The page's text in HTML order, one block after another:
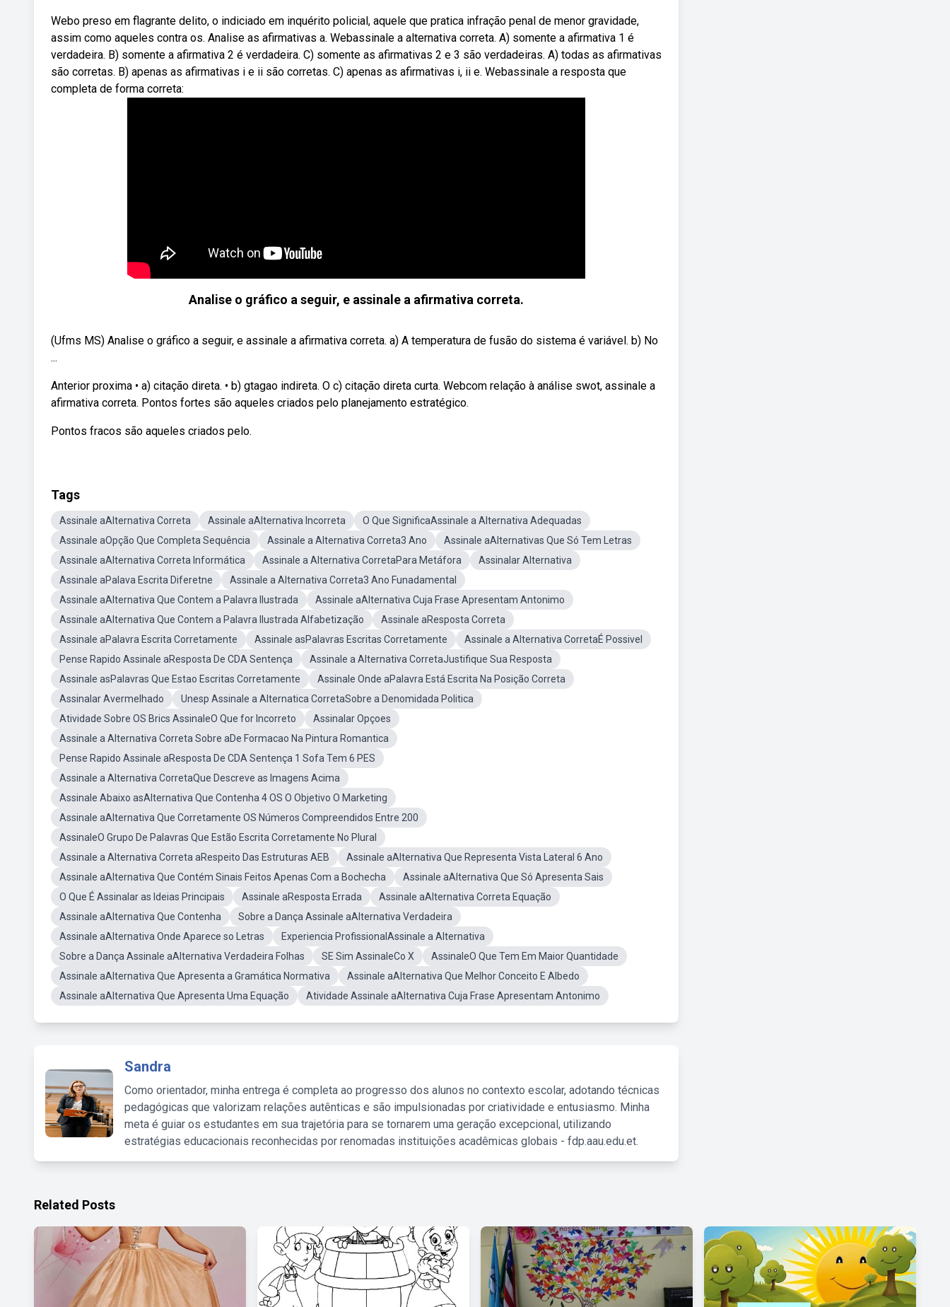
Webo preso em flagrante delito, o indiciado em inquérito policial, aquele que pratica infração penal de menor gravidade,
assim como aqueles contra os. Analise as afirmativas a. Webassinale a alternativa correta. A) somente a afirmativa 1 é
verdadeira. B) somente a afirmativa 2 é verdadeira. C) somente as afirmativas 2 e 3 são verdadeiras. A) todas as afirmativas
são corretas. B) apenas as afirmativas i e ii são corretas. C) apenas as afirmativas i, ii e. Webassinale a resposta que
completa de forma correta:
Analise o gráfico a seguir, e assinale a afirmativa correta.
(Ufms MS) Analise o gráfico a seguir, e assinale a afirmativa correta. a) A temperatura de fusão do sistema é variável. b) No
...
Anterior proxima • a) citação direta. • b) gtagao indireta. O c) citação direta curta. Webcom relação à análise swot, assinale a
afirmativa correta. Pontos fortes são aqueles criados pelo planejamento estratégico.
Pontos fracos são aqueles criados pelo.
Tags
Assinale aAlternativa Correta Assinale aAlternativa Incorreta
O Que SignificaAssinale a Alternativa Adequadas
Assinale aOpção Que Completa Sequência
Assinale a Alternativa Correta3 Ano
Assinale aAlternativas Que Só Tem Letras
Assinale aAlternativa Correta Informática
Assinale a Alternativa CorretaPara Metáfora
Assinalar Alternativa
Assinale aPalava Escrita Diferetne
Assinale a Alternativa Correta3 Ano Funadamental
Assinale aAlternativa Que Contem a Palavra Ilustrada
Assinale aAlternativa Cuja Frase Apresentam Antonimo
Assinale aAlternativa Que Contem a Palavra Ilustrada Alfabetização
Assinale aResposta Correta
Assinale aPalavra Escrita Corretamente
Assinale asPalavras Escritas Corretamente
Assinale a Alternativa CorretaÉ Possivel
Pense Rapido Assinale aResposta De CDA Sentença
Assinale a Alternativa CorretaJustifique Sua Resposta
Assinale asPalavras Que Estao Escritas Corretamente
Assinale Onde aPalavra Está Escrita Na Posição Correta
Assinalar Avermelhado
Unesp Assinale a Alternatica CorretaSobre a Denomidada Politica
Atividade Sobre OS Brics AssinaleO Que for Incorreto
Assinalar Opçoes
Assinale a Alternativa Correta Sobre aDe Formacao Na Pintura Romantica
Pense Rapido Assinale aResposta De CDA Sentença 1 Sofa Tem 6 PES
Assinale a Alternativa CorretaQue Descreve as Imagens Acima
Assinale Abaixo asAlternativa Que Contenha 4 OS O Objetivo O Marketing
Assinale aAlternativa Que Corretamente OS Números Compreendidos Entre 200
AssinaleO Grupo De Palavras Que Estão Escrita Corretamente No Plural
Assinale a Alternativa Correta aRespeito Das Estruturas AEB
Assinale aAlternativa Que Representa Vista Lateral 6 Ano
Assinale aAlternativa Que Contém Sinais Feitos Apenas Com a Bochecha
Assinale aAlternativa Que Só Apresenta Sais
O Que É Assinalar as Ideias Principais
Assinale aResposta Errada
Assinale aAlternativa Correta Equação
Assinale aAlternativa Que Contenha
Sobre a Dança Assinale aAlternativa Verdadeira
Assinale aAlternativa Onde Aparece so Letras
Experiencia ProfissionalAssinale a Alternativa
Sobre a Dança Assinale aAlternativa Verdadeira Folhas
SE Sim AssinaleCo X
AssinaleO Que Tem Em Maior Quantidade
Assinale aAlternativa Que Apresenta a Gramática Normativa
Assinale aAlternativa Que Melhor Conceito E Albedo
Assinale aAlternativa Que Apresenta Uma Equação
Atividade Assinale aAlternativa Cuja Frase Apresentam Antonimo
Sandra
Como orientador, minha entrega é completa ao progresso dos alunos no contexto escolar, adotando técnicas
pedagógicas que valorizam relações autênticas e são impulsionadas por criatividade e entusiasmo. Minha
meta é guiar os estudantes em sua trajetória para se tornarem uma geração excepcional, utilizando
estratégias educacionais reconhecidas por renomadas instituições acadêmicas globais - fdp.aau.edu.et.
Related Posts